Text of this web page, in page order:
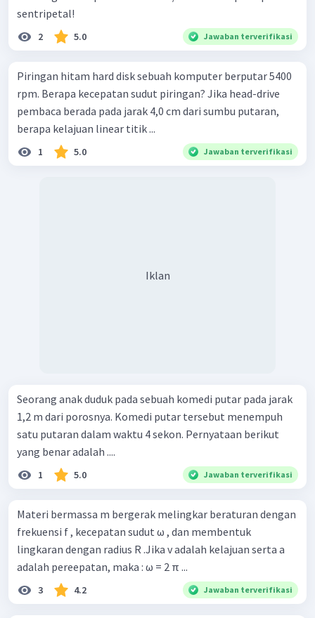
sentripetal!
2 5.0 Jawaban terverifikasi
Piringan hitam hard disk sebuah komputer berputar 5400
rpm. Berapa kecepatan sudut piringan? Jika head-drive
pembaca berada pada jarak 4,0 cm dari sumbu putaran,
berapa kelajuan linear titik ...
1 5.0 Jawaban terverifikasi
Iklan
Seorang anak duduk pada sebuah komedi putar pada jarak
1,2 m dari porosnya. Komedi putar tersebut menempuh
satu putaran dalam waktu 4 sekon. Pernyataan berikut
yang benar adalah ....
1 5.0 Jawaban terverifikasi
Materi bermassa m bergerak melingkar beraturan dengan
frekuensi f , kecepatan sudut ω , dan membentuk
lingkaran dengan radius R .Jika v adalah kelajuan serta a
adalah pereepatan, maka : ω = 2 π ...
3 4.2 Jawaban terverifikasi